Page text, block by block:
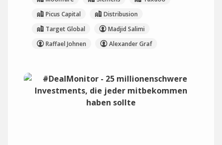
Picus Capital
Distribusion
Target Global
Madjid Salimi
Raffael Johnen
Alexander Graf